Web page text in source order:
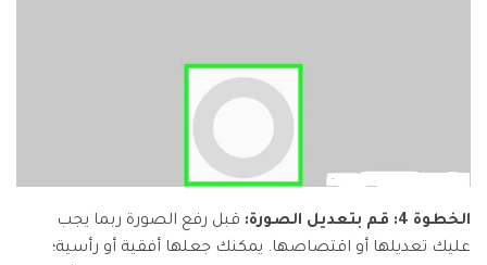
الخطوة 4: قم بتعديل الصورة:
قبل رفع الصورة ربما يجب
عليك تعديلها أو اقتصاصها. يمكنك جعلها أفقية أو رأسية؛